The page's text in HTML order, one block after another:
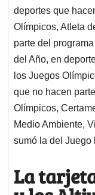
deportes que
Olímpicos, Atleta
parte del
del Año, en
los Juegos
que no hacen
Olímpicos,
Medio Ambiente,
sumó la del Juego
La